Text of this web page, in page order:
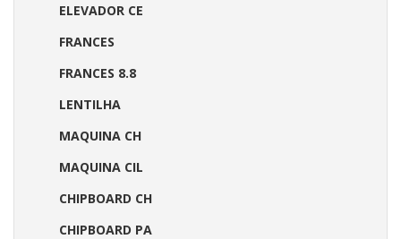
ELEVADOR CE
FRANCES
FRANCES 8.8
LENTILHA
MAQUINA CH
MAQUINA CIL
CHIPBOARD CH
CHIPBOARD PA